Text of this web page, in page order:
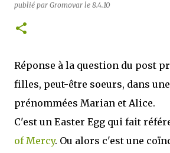
publié par Gromovar le 8.4.10
Réponse à la question du post
filles, peut-être soeurs, dans
prénommées Marian et Alice.
C'est un Easter Egg qui fait
of Mercy. Ou alors c'est une